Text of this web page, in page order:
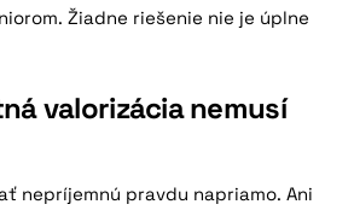
Žiadne riešenie nie je úplne
valorizácia nemusí
nepríjemnú pravdu napriamo. Ani